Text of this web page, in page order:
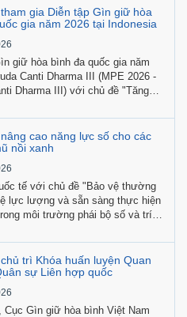
gia Diễn tập Gìn giữ hòa
gia năm 2026 tại Indonesia
giữ hòa bình đa quốc gia năm
Canti Dharma III (MPE 2026 -
Dharma III) với chủ đề "Tăng
ninh quốc tế" được tổ chức từ
2/8/2026 tại Indonesia, có sự
hơn 700 học viên, giảng viên,
và quân nhân đến từ 22 quốc gia.
cao năng lực số cho các
nồi xanh
tế với chủ đề "Bảo vệ thường
lực lượng và sẵn sàng thực hiện
môi trường phái bộ số và trí
Women tổ chức trong khuôn
trình Hợp tác và Huấn luyện
Canada (MTCP) đã diễn ra sáng
Nội.
trì Khóa huấn luyện Quan
sự Liên hợp quốc
Cục Gìn giữ hòa bình Việt Nam